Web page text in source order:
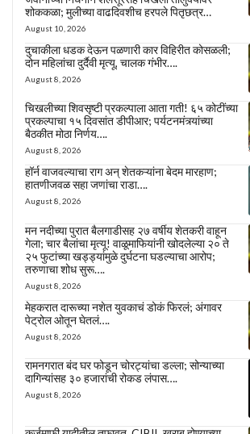
शोककळा; मुलीच्या वाढदिवशीच हरपले पितृछत्र…
August 10, 2026
दुचाकीला धडक देऊन पळणारी कार विहिरीत कोसळली;
दोन महिलांचा दुर्दैवी मृत्यू, चालक गंभीर….
August 8, 2026
चिखलीच्या शिवसृष्टी प्रकल्पाला आता गती! ६५ कोटींच्या
प्रकल्पाचा १५ दिवसांत डीपीआर; पर्यटनमंत्र्यांच्या
बैठकीत मोठा निर्णय….
August 8, 2026
हॉर्न वाजवल्याचा राग अन् शेतकऱ्यांना बेदम मारहाण;
हातणीजवळ सहा जणांचा राडा….
August 8, 2026
मन नदीच्या पुरात बैलगाडीसह २७ वर्षीय शेतकरी वाहून
गेला; चार बैलांचा मृत्यू! वाळूमाफियांनी खोदलेल्या २० ते
२५ फुटांच्या खड्ड्यांमुळे दुर्घटना घडल्याचा आरोप;
तरुणाचा शोध सुरू….
August 8, 2026
मेहकरात दारूच्या नशेत युवकाचं डोकं फिरलं; अंगावर
पेट्रोल ओतून घेतलं….
August 8, 2026
रामनगरात बंद घर फोडून चोरट्यांचा डल्ला; सोन्याच्या
दागिन्यांसह ३० हजारांची रोकड लंपास….
August 8, 2026